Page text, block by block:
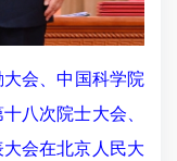
会、中国科学院
八次院士大会、
会在北京人民大